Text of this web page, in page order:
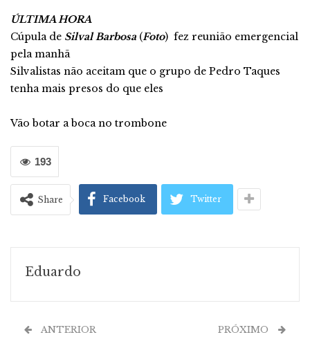
ÚLTIMA HORA
Cúpula de Silval Barbosa (Foto) fez reunião emergencial
pela manhã
Silvalistas não aceitam que o grupo de Pedro Taques
tenha mais presos do que eles
Vão botar a boca no trombone
193
Share Facebook Twitter
Eduardo
ANTERIOR PRÓXIMO